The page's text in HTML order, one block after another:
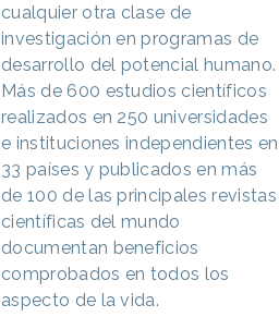
cualquier otra clase de
investigación en programas de
desarrollo del potencial humano.
Más de 600 estudios científicos
realizados en 250 universidades
e instituciones independientes en
33 países y publicados en más
de 100 de las principales revistas
científicas del mundo
documentan beneficios
comprobados en todos los
aspecto de la vida.